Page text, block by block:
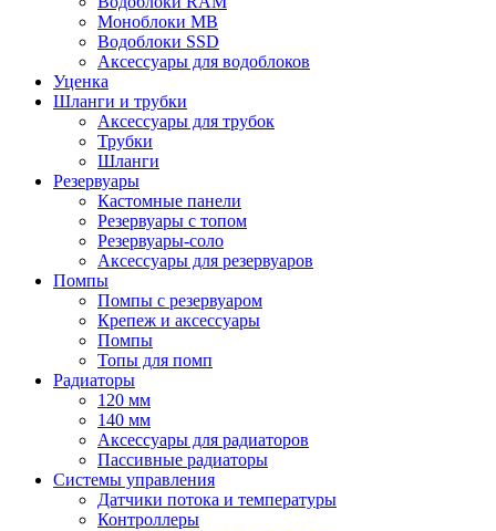
Моноблоки MB
Водоблоки SSD
Аксессуары для водоблоков
Уценка
Шланги и трубки
Аксессуары для трубок
Трубки
Шланги
Резервуары
Кастомные панели
Резервуары с топом
Резервуары-соло
Аксессуары для резервуаров
Помпы
Помпы с резервуаром
Крепеж и аксессуары
Помпы
Топы для помп
Радиаторы
120 мм
140 мм
Аксессуары для радиаторов
Пассивные радиаторы
Системы управления
Датчики потока и температуры
Контроллеры